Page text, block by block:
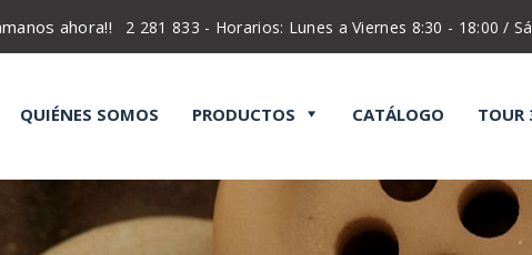
ahora!! 2 281 833 - Horarios: Lunes a Viernes 8:30 - 18:00 /
QUIÉNES SOMOS PRODUCTOS
Acrílicos
Almohadas
Abreojal Aceites
Bobinas
CATÁLOGO TOUR